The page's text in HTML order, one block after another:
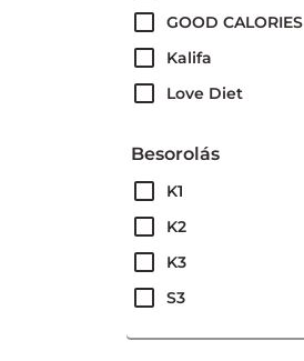
GOOD CALORIES
Kalifa
Love Diet
Natura
Nuts Berries
Sunvita
Tündérkert
Besorolás
K1
K2
K3
S3